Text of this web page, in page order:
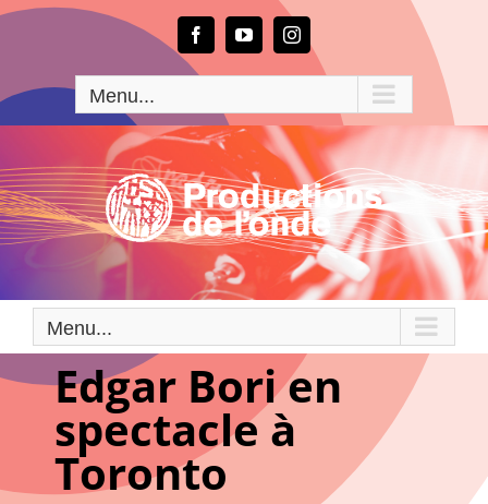
Passer
FacebookYouTubeInstagram
Menu...
Menu...
Edgar Bori en
spectacle à
Toronto